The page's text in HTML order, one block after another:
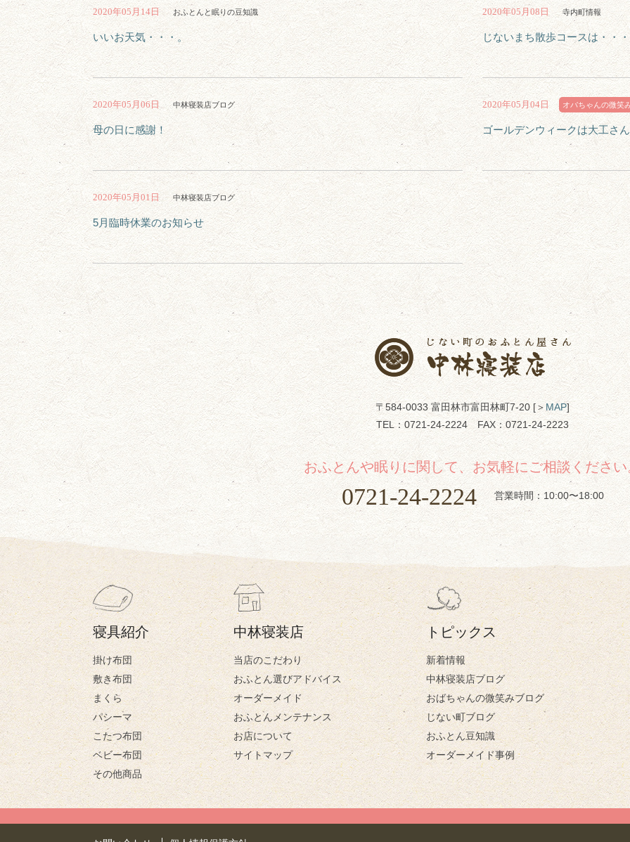
2020年05月14日 おふとんと眠りの豆知識
いいお天気・・・。
2020年05月08日 寺内町情報
じないまち散歩コースは・・・
2020年05月06日 中林寝装店ブログ
母の日に感謝！
2020年05月04日 オバちゃんの微笑
ゴールデンウィークは大工さん
2020年05月01日 中林寝装店ブログ
5月臨時休業のお知らせ
〒584-0033 富田林市富田林町7-20 [＞ MAP]
TEL： 0721-24-2224 FAX：0721-24-2223
おふとんや眠りに関して、お気軽にご相談ください
0721-24-2224 営業時間：10:00〜18:00
寝具紹介
掛け布団
敷き布団
まくら
パシーマ
こたつ布団
ベビー布団
その他商品
中林寝装店
当店のこだわり
おふとん選びアドバイス
オーダーメイド
おふとんメンテナンス
お店について
サイトマップ
トピックス
新着情報
中林寝装店ブログ
おばちゃんの微笑みブログ
じない町ブログ
おふとん豆知識
オーダーメイド事例